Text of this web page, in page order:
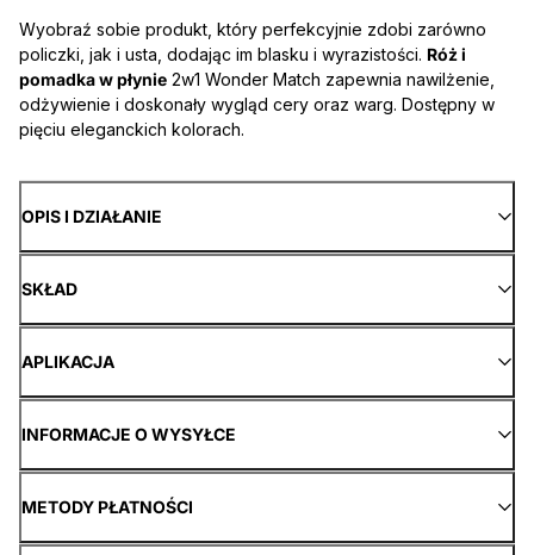
Wyobraź sobie produkt, który perfekcyjnie zdobi zarówno
policzki, jak i usta, dodając im blasku i wyrazistości. Róż i
pomadka w płynie 2w1 Wonder Match zapewnia nawilżenie,
odżywienie i doskonały wygląd cery oraz warg. Dostępny w
pięciu eleganckich kolorach.
OPIS I DZIAŁANIE
SKŁAD
APLIKACJA
INFORMACJE O WYSYŁCE
METODY PŁATNOŚCI